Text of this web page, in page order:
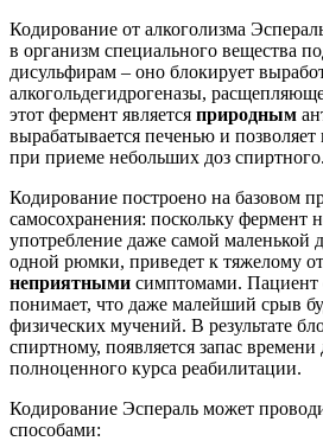
Кодирование от алкоголизма
в организм специального вещества
дисульфирам – оно блокирует
алкогольдегидрогеназы,
этот фермент является природным
вырабатывается печенью и позволяет
при приеме небольших доз спиртного.
Кодирование построено на базовом
самосохранения: поскольку фермент
употребление даже самой маленькой
одной рюмки, приведет к тяжелому
неприятными симптомами. Пациент
понимает, что даже малейший срыв
физических мучений. В результате
спиртному, появляется запас
полноценного курса реабилитации.
Кодирование Эспераль может
способами: